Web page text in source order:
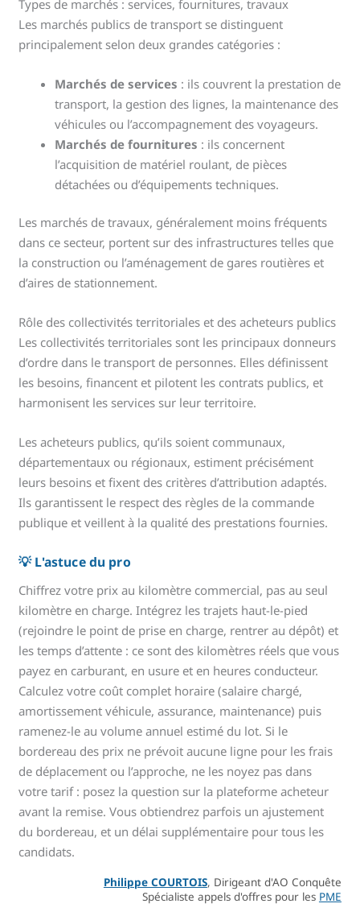
Types de marchés : services, fournitures, travaux
Les marchés publics de transport se distinguent
principalement selon deux grandes catégories :
Marchés de services : ils couvrent la prestation de
transport, la gestion des lignes, la maintenance des
véhicules ou l’accompagnement des voyageurs.
Marchés de fournitures : ils concernent
l’acquisition de matériel roulant, de pièces
détachées ou d’équipements techniques.
Les marchés de travaux, généralement moins fréquents
dans ce secteur, portent sur des infrastructures telles que
la construction ou l’aménagement de gares routières et
d’aires de stationnement.
Rôle des collectivités territoriales et des acheteurs publics
Les collectivités territoriales sont les principaux donneurs
d’ordre dans le transport de personnes. Elles définissent
les besoins, financent et pilotent les contrats publics, et
harmonisent les services sur leur territoire.
Les acheteurs publics, qu’ils soient communaux,
départementaux ou régionaux, estiment précisément
leurs besoins et fixent des critères d’attribution adaptés.
Ils garantissent le respect des règles de la commande
publique et veillent à la qualité des prestations fournies.
💡 L'astuce du pro
Chiffrez votre prix au kilomètre commercial, pas au seul
kilomètre en charge. Intégrez les trajets haut-le-pied
(rejoindre le point de prise en charge, rentrer au dépôt) et
les temps d’attente : ce sont des kilomètres réels que vous
payez en carburant, en usure et en heures conducteur.
Calculez votre coût complet horaire (salaire chargé,
amortissement véhicule, assurance, maintenance) puis
ramenez-le au volume annuel estimé du lot. Si le
bordereau des prix ne prévoit aucune ligne pour les frais
de déplacement ou l’approche, ne les noyez pas dans
votre tarif : posez la question sur la plateforme acheteur
avant la remise. Vous obtiendrez parfois un ajustement
du bordereau, et un délai supplémentaire pour tous les
candidats.
Philippe COURTOIS, Dirigeant d'AO Conquête
Spécialiste appels d'offres pour les PME